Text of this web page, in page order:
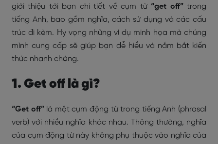
giới thiệu tới bạn chi tiết về cụm từ “get off”trong
tiếng Anh, bao gồm nghĩa, cách sử dụng và các cấu
trúc đi kèm. Hy vọng những ví dụ minh họa mà chúng
mình cung cấp sẽ giúp bạn dễ hiểu và nắm bắt kiến
thức nhanh chóng.
1. Get off là gì?
“Get off”là một cụm động từ trong tiếng Anh (phrasal
verb) với nhiều nghĩa khác nhau. Thông thường, nghĩa
của cụm động từ này không phụ thuộc vào nghĩa của